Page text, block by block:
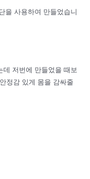
을 사용하여 만들었습니
데 저번에 만들었을 때보
정감 있게 몸을 감싸줄